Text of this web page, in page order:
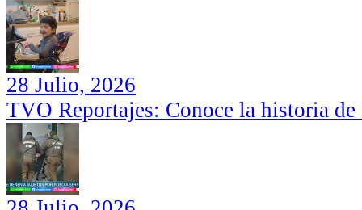
28 Julio, 2026
TVO Reportajes: Conoce la historia